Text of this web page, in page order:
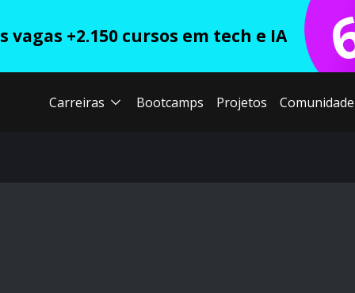
vagas +2.150 cursos em tech e IA
Carreiras Bootcamps Projetos Comunidade